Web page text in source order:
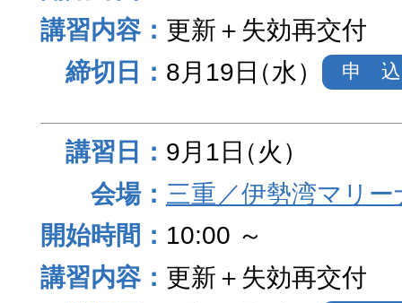
更新＋失効再交付
8月19日（水） 申 込
9月1日（火）
三重／伊勢湾マリー
10:00 ～
更新＋失効再交付